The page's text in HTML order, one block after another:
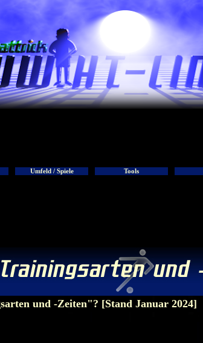
Umfeld / Spiele Tools
und -Zeiten"? [Stand Januar 2024]